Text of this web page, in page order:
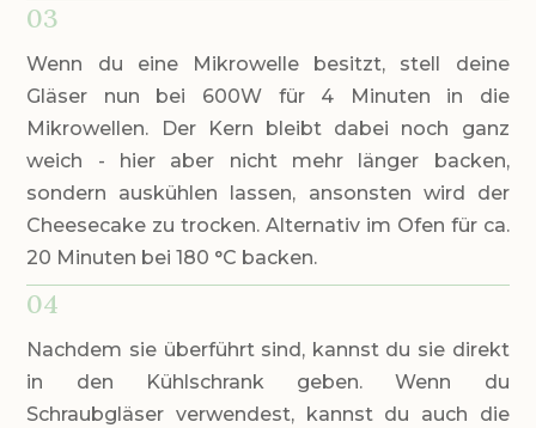
03
Wenn du eine Mikrowelle besitzt, stell deine
Gläser nun bei 600W für 4 Minuten in die
Mikrowellen. Der Kern bleibt dabei noch ganz
weich - hier aber nicht mehr länger backen,
sondern auskühlen lassen, ansonsten wird der
Cheesecake zu trocken. Alternativ im Ofen für ca.
20 Minuten bei 180 °C backen.
04
Nachdem sie überführt sind, kannst du sie direkt
in den Kühlschrank geben. Wenn du
Schraubgläser verwendest, kannst du auch die